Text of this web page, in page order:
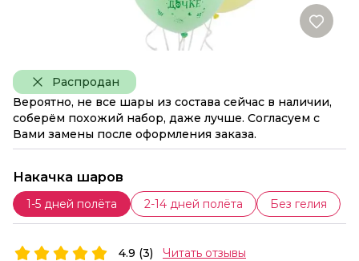
Распродан
Вероятно, не все шары из состава сейчас в наличии,
соберём похожий набор, даже лучше. Согласуем с
Вами замены после оформления заказа.
Накачка шаров
1-5 дней полёта 2-14 дней полёта Без гелия
4.9 (3) Читать отзывы